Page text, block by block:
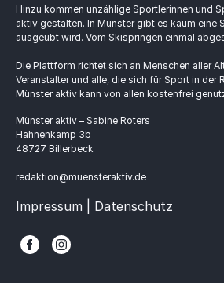
Hinzu kommen unzählige Sportlerinnen und
aktiv gestalten. In Münster gibt es kaum eine
ausgeübt wird. Vom Skispringen einmal
Die Plattform richtet sich an Menschen aller
Veranstalter und alle, die sich für Sport in der
Münster aktiv kann von allen kostenfrei
Münster aktiv – Sabine Roters
Hahnenkamp 3b
48727 Billerbeck
redaktion@muensteraktiv.de
Impressum | Datenschutz